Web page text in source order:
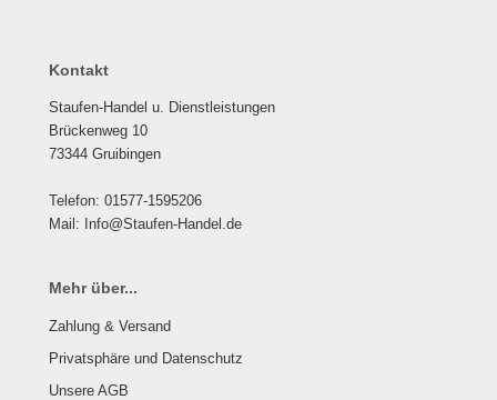
Kontakt
Staufen-Handel u. Dienstleistungen
Brückenweg 10
73344 Gruibingen
Telefon: 01577-1595206
Mail: Info@Staufen-Handel.de
Mehr über...
Zahlung & Versand
Privatsphäre und Datenschutz
Unsere AGB